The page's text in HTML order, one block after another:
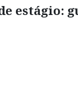
estágio: